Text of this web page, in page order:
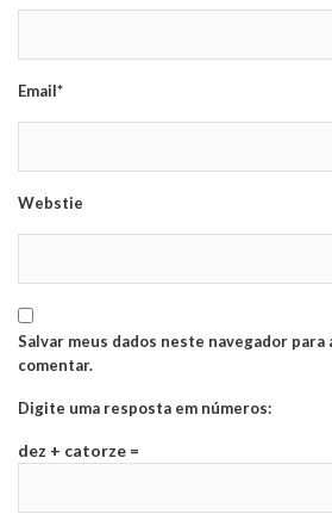
Email*
Webstie
Salvar meus dados neste navegador para
comentar.
Digite uma resposta em números:
dez + catorze =